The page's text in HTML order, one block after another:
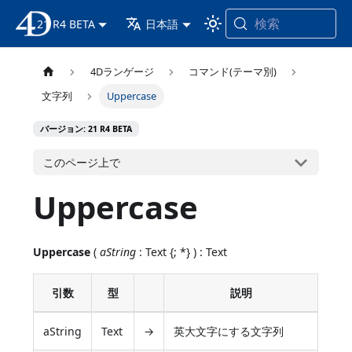
4D ドキュメンテーション
21 R4 BETA 日本語 検索
4Dランゲージ
コマンド(テーマ別)
文字列
Uppercase
バージョン: 21 R4 BETA
このページ上で
Uppercase
Uppercase (aString : Text {; *} ) : Text
引数 型 説明
aString Text → 英大文字にする文字列